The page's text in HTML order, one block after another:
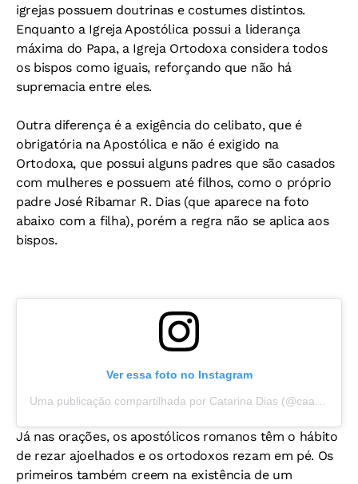
igrejas possuem doutrinas e costumes distintos.
Enquanto a Igreja Apostólica possui a liderança
máxima do Papa, a Igreja Ortodoxa considera todos
os bispos como iguais, reforçando que não há
supremacia entre eles.
Outra diferença é a exigência do celibato, que é
obrigatória na Apostólica e não é exigido na
Ortodoxa, que possui alguns padres que são casados
com mulheres e possuem até filhos, como o próprio
padre José Ribamar R. Dias (que aparece na foto
abaixo com a filha), porém a regra não se aplica aos
bispos.
Ver essa foto no Instagram
Uma publicação compartilhada por Catarina Dias (@caa.dias_)
Já nas orações, os apostólicos romanos têm o hábito
de rezar ajoelhados e os ortodoxos rezam em pé. Os
primeiros também creem na existência de um